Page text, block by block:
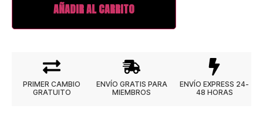
AÑADIR AL CARRITO
PRIMER CAMBIO
GRATUITO
ENVÍO GRATIS PARA
MIEMBROS
ENVÍO EXPRESS 24-
48 HORAS